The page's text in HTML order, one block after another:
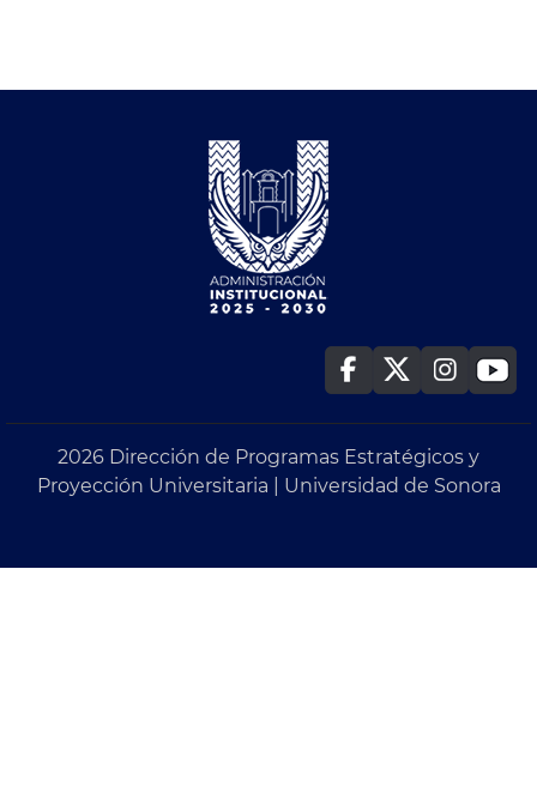
2026 Dirección de Programas Estratégicos y
Proyección Universitaria | Universidad de Sonora